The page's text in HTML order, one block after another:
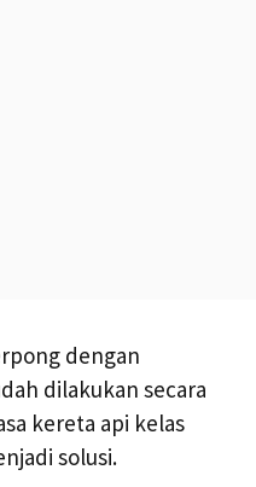
dengan
dilakukan secara
kereta api kelas
solusi.